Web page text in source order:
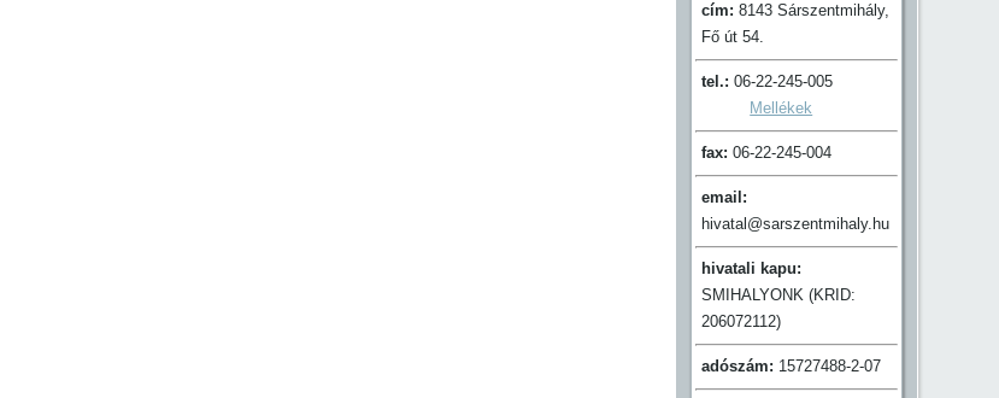
cím: 8143 Sárszentmihály,
Fő út 54.
tel.: 06-22-245-005
Mellékek
fax: 06-22-245-004
email:
hivatal@sarszentmihaly.hu
hivatali kapu:
SMIHALYONK (KRID:
206072112)
adószám: 15727488-2-07